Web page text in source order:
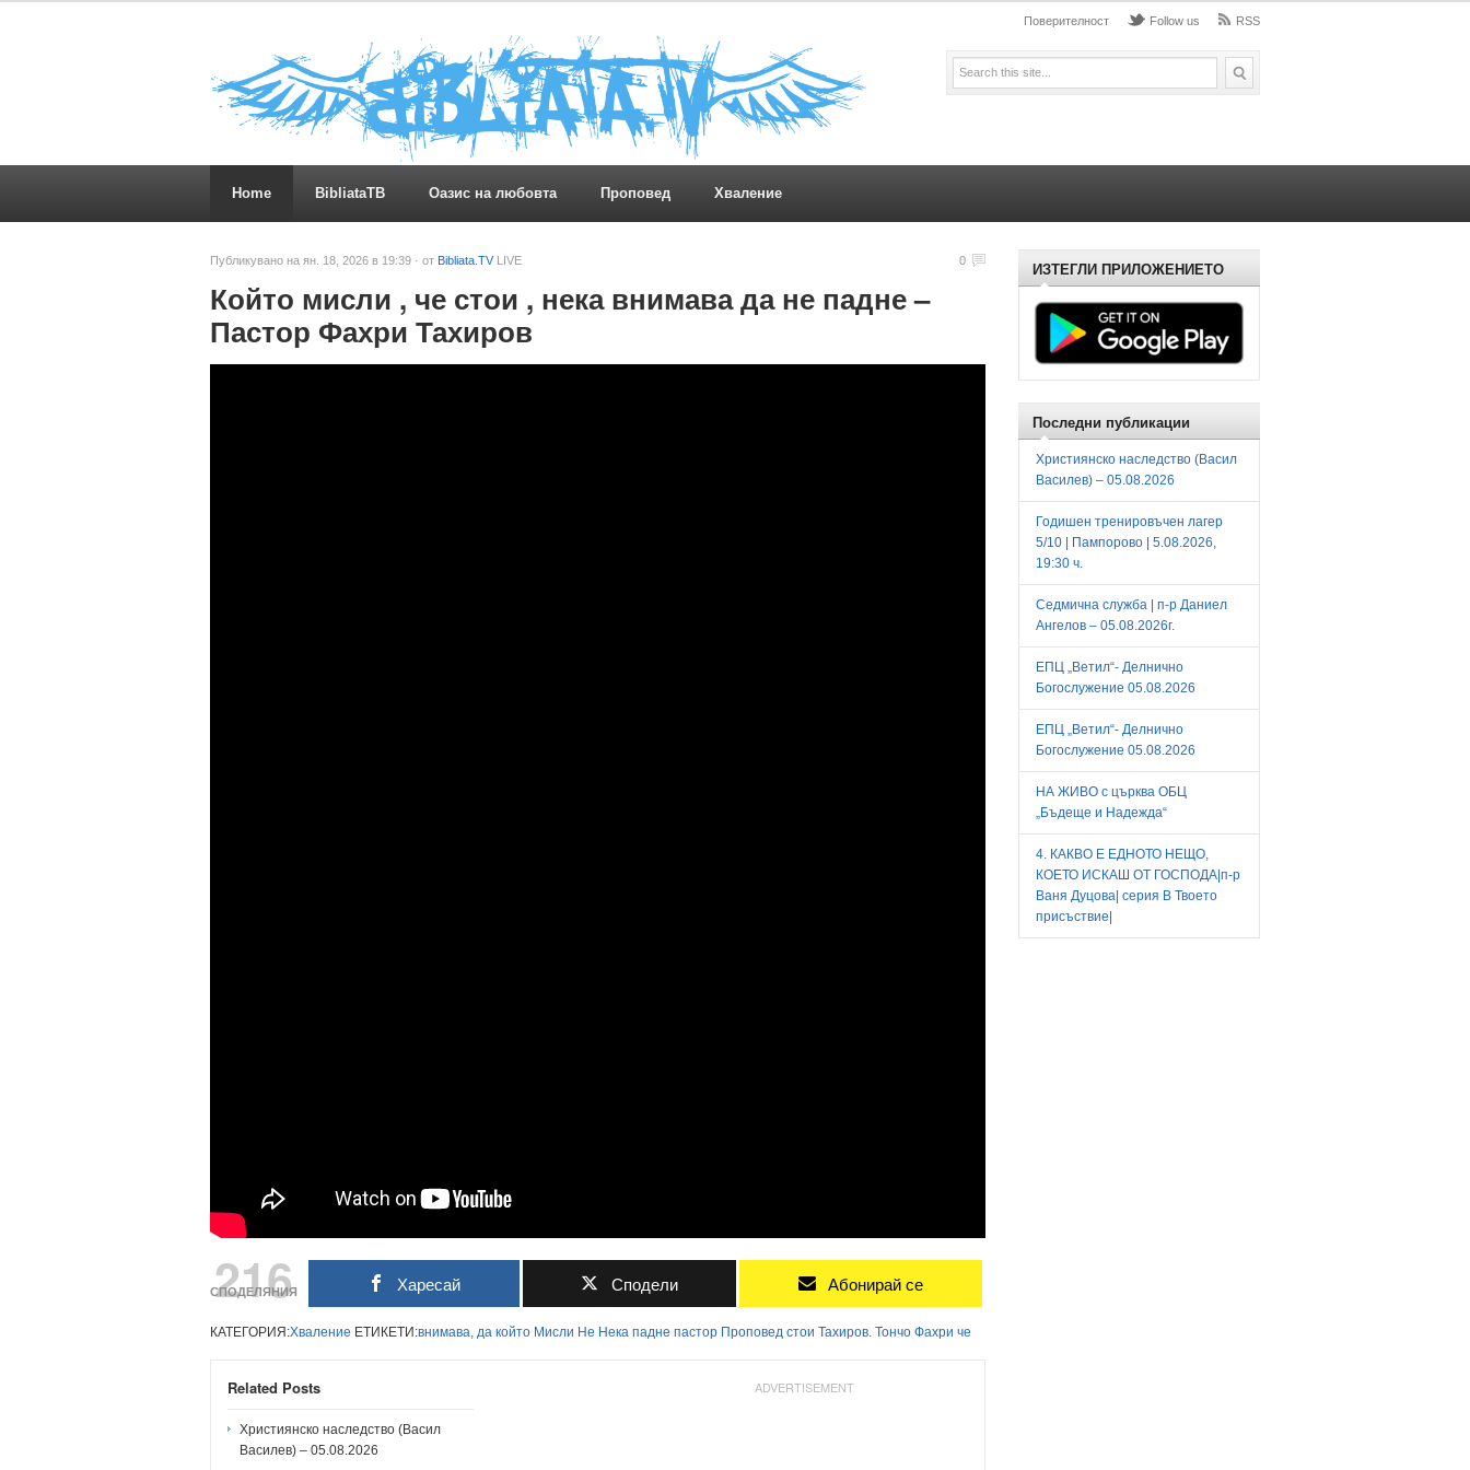
Поверителност Follow us RSS
Home BibliataTB Оазис на любовта Проповед Хваление
Публикувано на ян. 18, 2026 в 19:39 · от Bibliata.TV LIVE 0
Който мисли , че стои , нека внимава да не падне –
Пастор Фахри Тахиров
216
СПОДЕЛЯНИЯ Харесай Сподели Абонирай се
КАТЕГОРИЯ:Хваление ЕТИКЕТИ:внимава, да който Мисли Не Нека падне пастор Проповед стои Тахиров. Тончо Фахри че
Related Posts
Християнско наследство (Васил
Василев) – 05.08.2026
ADVERTISEMENT
ИЗТЕГЛИ ПРИЛОЖЕНИЕТО
Последни публикации
Християнско наследство (Васил
Василев) – 05.08.2026
Годишен тренировъчен лагер
5/10 | Пампорово | 5.08.2026,
19:30 ч.
Седмична служба | п-р Даниел
Ангелов – 05.08.2026г.
ЕПЦ „Ветил“- Делнично
Богослужение 05.08.2026
ЕПЦ „Ветил“- Делнично
Богослужение 05.08.2026
НА ЖИВО с църква ОБЦ
„Бъдеще и Надежда“
4. КАКВО Е ЕДНОТО НЕЩО,
КОЕТО ИСКАШ ОТ ГОСПОДА|п-р
Ваня Дуцова| серия В Твоето
присъствие|